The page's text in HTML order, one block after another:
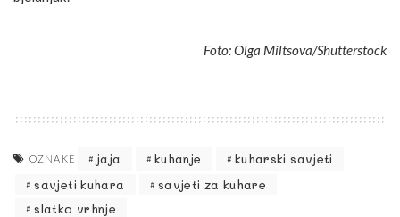
Foto: Olga Miltsova/Shutterstock
OZNAKE jaja kuhanje
kuharski savjeti
savjeti kuhara
savjeti za kuhare
slatko vrhnje